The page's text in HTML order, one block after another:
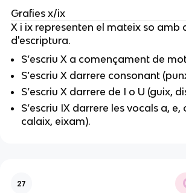
Grafies x/ix
X i ix representen el mateix so amb
d'escriptura.
S’escriu X a començament de
S’escriu X darrere consonant
S’escriu X darrere de I o U (guix,
S’escriu IX darrere les vocals a, e,
calaix, eixam).
27